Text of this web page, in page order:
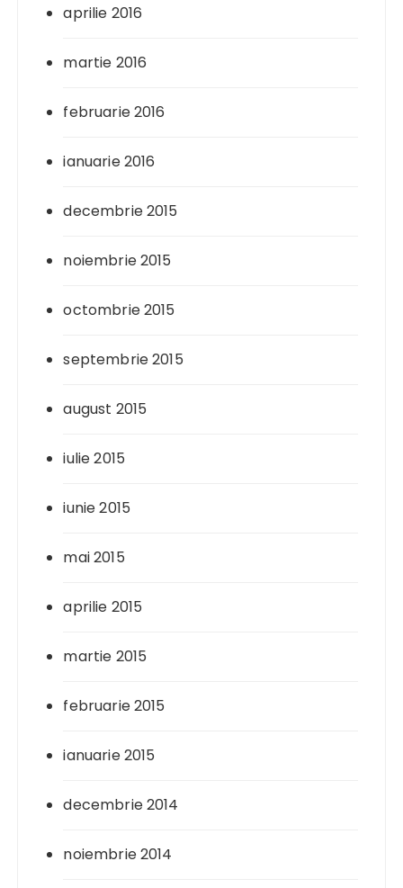
aprilie 2016
martie 2016
februarie 2016
ianuarie 2016
decembrie 2015
noiembrie 2015
octombrie 2015
septembrie 2015
august 2015
iulie 2015
iunie 2015
mai 2015
aprilie 2015
martie 2015
februarie 2015
ianuarie 2015
decembrie 2014
noiembrie 2014